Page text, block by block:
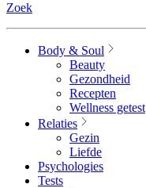
Zoek
Body & Soul
Beauty
Gezondheid
Recepten
Wellness getest
Relaties
Gezin
Liefde
Psychologies
Tests